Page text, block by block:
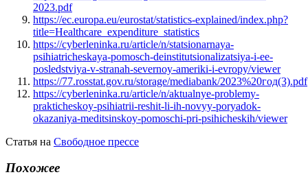
2023.pdf
https://ec.europa.eu/eurostat/statistics-explained/index.php?
title=Healthcare_expenditure_statistics
https://cyberleninka.ru/article/n/statsionarnaya-
psihiatricheskaya-pomosch-deinstitutsionalizatsiya-i-ee-
posledstviya-v-stranah-severnoy-ameriki-i-evropy/viewer
https://77.rosstat.gov.ru/storage/mediabank/2023%20год(3).pdf
https://cyberleninka.ru/article/n/aktualnye-problemy-
prakticheskoy-psihiatrii-reshit-li-ih-novyy-poryadok-
okazaniya-meditsinskoy-pomoschi-pri-psihicheskih/viewer
Статья на Свободное прессе
Похожее